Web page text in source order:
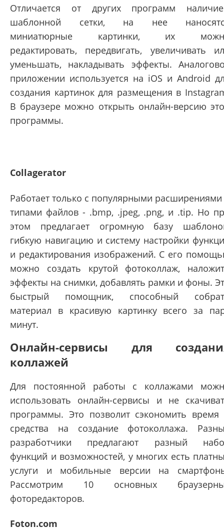
Отличается от других программ
шаблонной сетки, на нее
миниатюрные картинки, их
редактировать, передвигать, увеличивать
уменьшать, накладывать эффекты.
приложении используется на iOS и Android
создания картинок для размещения в
В браузере можно открыть онлайн-версию
программы.
Collagerator
Работает только с популярными
типами файлов - .bmp, .jpeg, .png, и .tip. Но
этом предлагает огромную базу
гибкую навигацию и систему настройки
и редактирования изображений. С его
можно создать крутой фотоколлаж,
эффекты на снимки, добавлять рамки и фоны.
быстрый помощник, способный
материал в красивую картинку всего за
минут.
Онлайн-сервисы для
коллажей
Для постоянной работы с коллажами
использовать онлайн-сервисы и не
программы. Это позволит сэкономить время
средства на создание фотоколлажа.
разработчики предлагают разный
функций и возможностей, у многих есть
услуги и мобильные версии на
Рассмотрим 10 основных
фоторедакторов.
Foton.com